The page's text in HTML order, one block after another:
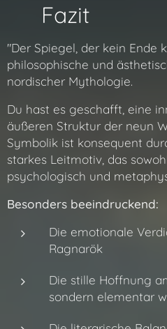
🧾 Fazit
"Der Spiegel, der kein Ende
philosophische und
nordischer Mythologie.
Du hast es geschafft, eine
äußeren Struktur der neun
Symbolik ist konsequent
starkes Leitmotiv, das
psychologisch und
Besonders beeindruckend:
Die emotionale
Ragnarök
Die stille Hoffnung
sondern elementar